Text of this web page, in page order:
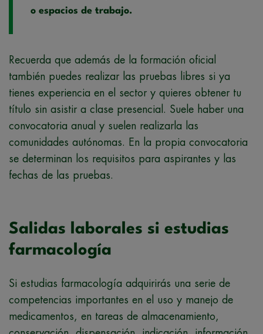
o espacios de trabajo.
Recuerda que además de la formación oficial
también puedes realizar las pruebas libres si ya
tienes experiencia en el sector y quieres obtener tu
título sin asistir a clase presencial. Suele haber una
convocatoria anual y suelen realizarla las
comunidades autónomas. En la propia convocatoria
se determinan los requisitos para aspirantes y las
fechas de las pruebas.
Salidas laborales si estudias
farmacología
Si estudias farmacología adquirirás una serie de
competencias importantes en el uso y manejo de
medicamentos, en tareas de almacenamiento,